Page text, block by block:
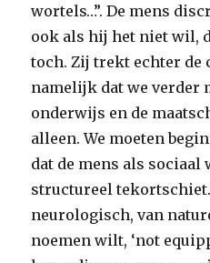
wortels…”. De mens
ook als hij het niet wil,
toch. Zij trekt echter de
namelijk dat we verder
onderwijs en de
alleen. We moeten
dat de mens als sociaal
structureel
neurologisch, van
noemen wilt, ‘not